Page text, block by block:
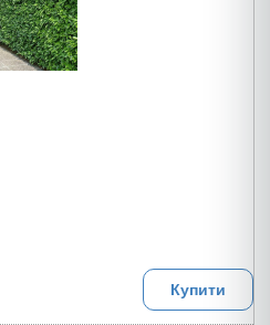
Купити